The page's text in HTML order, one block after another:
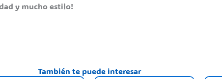
y mucho estilo!
También te puede interesar